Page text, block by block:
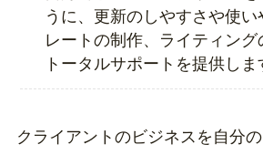
うに、更新のしやすさや使
レートの制作、ライティン
トータルサポートを提供しま
クライアントのビジネスを自分